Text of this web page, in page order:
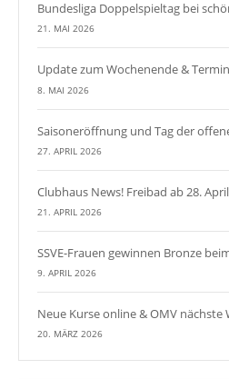
Bundesliga Doppelspieltag bei
21. MAI 2026
Update zum Wochenende &
8. MAI 2026
Saisoneröffnung und Tag der
27. APRIL 2026
Clubhaus News! Freibad ab 28.
21. APRIL 2026
SSVE-Frauen gewinnen Bronze
9. APRIL 2026
Neue Kurse online & OMV nächste
20. MÄRZ 2026